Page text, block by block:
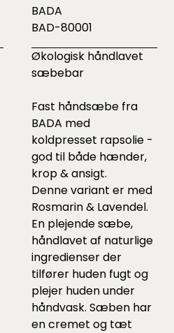
BADA
BAD-80001
Økologisk håndlavet
sæbebar
Fast håndsæbe fra
BADA med
koldpresset rapsolie -
god til både hænder,
krop & ansigt.
Denne variant er med
Rosmarin & Lavendel.
En plejende sæbe,
håndlavet af naturlige
ingredienser der
tilfører huden fugt og
plejer huden under
håndvask. Sæben har
en cremet og tæt